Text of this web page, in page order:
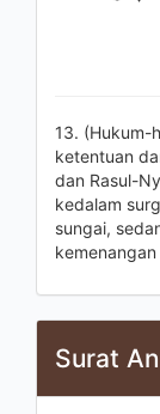
13. (Hukum-
ketentuan
dan Rasul-
kedalam
sungai,
Surat